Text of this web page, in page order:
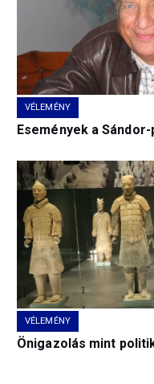
VÉLEMÉNY
Események a
VÉLEMÉNY
Önigazolás mint